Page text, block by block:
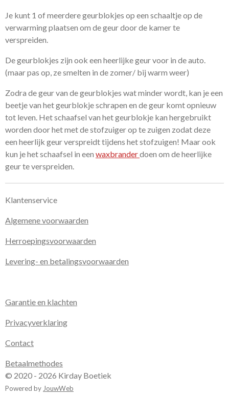
Je kunt 1 of meerdere geurblokjes op een schaaltje op de
verwarming plaatsen om de geur door de kamer te
verspreiden.
De geurblokjes zijn ook een heerlijke geur voor in de auto.
(maar pas op, ze smelten in de zomer/ bij warm weer)
Zodra de geur van de geurblokjes wat minder wordt, kan je een
beetje van het geurblokje schrapen en de geur komt opnieuw
tot leven. Het schaafsel van het geurblokje kan hergebruikt
worden door het met de stofzuiger op te zuigen zodat deze
een heerlijk geur verspreidt tijdens het stofzuigen! Maar ook
kun je het schaafsel in een waxbranderdoen om de heerlijke
geur te verspreiden.
Klantenservice
Algemene voorwaarden
Herroepingsvoorwaarden
Levering- en betalingsvoorwaarden
Garantie en klachten
Privacyverklaring
Contact
Betaalmethodes
© 2020 - 2026 Kirday Boetiek
Powered by JouwWeb